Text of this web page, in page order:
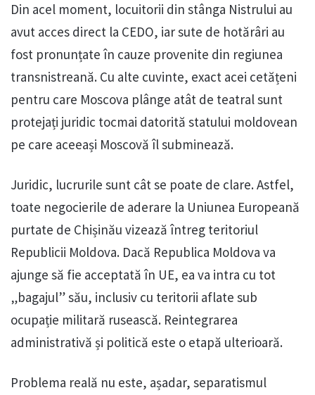
Din acel moment, locuitorii din stânga Nistrului au
avut acces direct la CEDO, iar sute de hotărâri au
fost pronunțate în cauze provenite din regiunea
transnistreană. Cu alte cuvinte, exact acei cetățeni
pentru care Moscova plânge atât de teatral sunt
protejați juridic tocmai datorită statului moldovean
pe care aceeași Moscovă îl subminează.
Juridic, lucrurile sunt cât se poate de clare. Astfel,
toate negocierile de aderare la Uniunea Europeană
purtate de Chișinău vizează întreg teritoriul
Republicii Moldova. Dacă Republica Moldova va
ajunge să fie acceptată în UE, ea va intra cu tot
„bagajul” său, inclusiv cu teritorii aflate sub
ocupație militară rusească. Reintegrarea
administrativă și politică este o etapă ulterioară.
Problema reală nu este, așadar, separatismul